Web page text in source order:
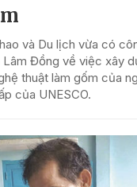
và Du lịch vừa có
Lâm Đồng về việc xây
thuật làm gốm của
của UNESCO.